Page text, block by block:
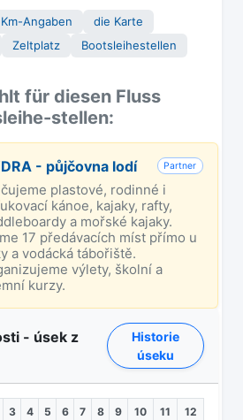
Km-Angaben
die Karte
Zeltplatz Bootsleihestellen
für diesen Fluss
stellen:
- půjčovna lodí Partner
plastové, rodinné i
kánoe, kajaky, rafty,
a mořské kajaky.
17 předávacích míst přímo u
a vodácká tábořiště.
výlety, školní a
kurzy.
- úsek z
Historie
úseku
3 4 5 6 7 8 9 10 11 12